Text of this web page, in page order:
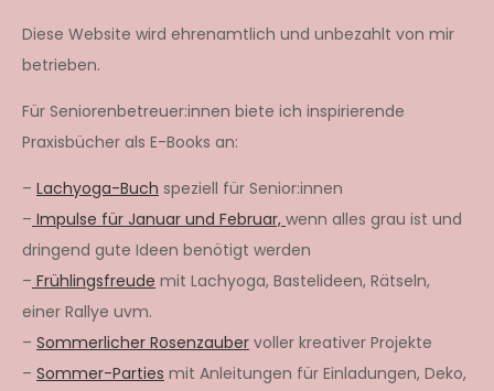
Diese Website wird ehrenamtlich und unbezahlt von mir
betrieben.
Für Seniorenbetreuer:innen biete ich inspirierende
Praxisbücher als E-Books an:
– Lachyoga-Buch speziell für Senior:innen
– Impulse für Januar und Februar, wenn alles grau ist und
dringend gute Ideen benötigt werden
– Frühlingsfreude mit Lachyoga, Bastelideen, Rätseln,
einer Rallye uvm.
– Sommerlicher Rosenzauber voller kreativer Projekte
– Sommer-Parties mit Anleitungen für Einladungen, Deko,